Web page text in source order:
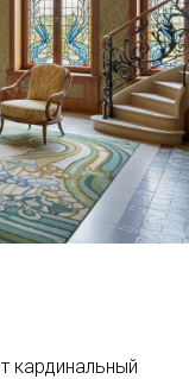
кардинальный